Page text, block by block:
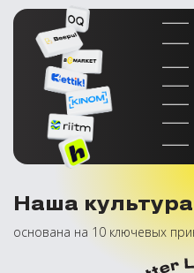
Наша культура
основана на 10 ключевых